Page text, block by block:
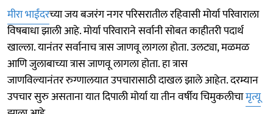
मीरा भाईंदरच्या जय बजरंग नगर परिसरातील रहिवासी मोर्या परिवाराला
विषबाधा झाली आहे. मोर्या परिवाराने सर्वानी सोबत काहीतरी पदार्थ
खाल्ला. यानंतर सर्वानाच त्रास जाणवू लागला होता. उलट्या, मळमळ
आणि जुलाबाच्या त्रास जाणवू लागला होता. हा त्रास
जाणविल्यानंतर रुग्णालयात उपचारासाठी दाखल झाले आहेत. दरम्यान
उपचार सुरु असताना यात दिपाली मोर्या या तीन वर्षीय चिमुकलीचामृत्यू